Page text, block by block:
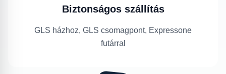
Biztonságos szállítás
GLS házhoz, GLS csomagpont, Expressone
futárral